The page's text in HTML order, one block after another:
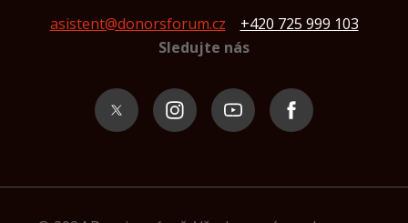
asistent@donorsforum.cz
+420 725 999 103
Sledujte nás